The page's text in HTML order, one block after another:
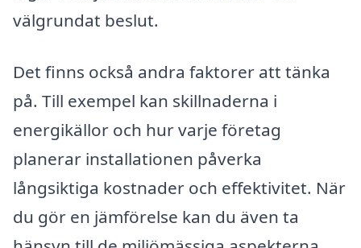
välgrundat beslut.
Det finns också andra faktorer att tänka
på. Till exempel kan skillnaderna i
energikällor och hur varje företag
planerar installationen påverka
långsiktiga kostnader och effektivitet. När
du gör en jämförelse kan du även ta